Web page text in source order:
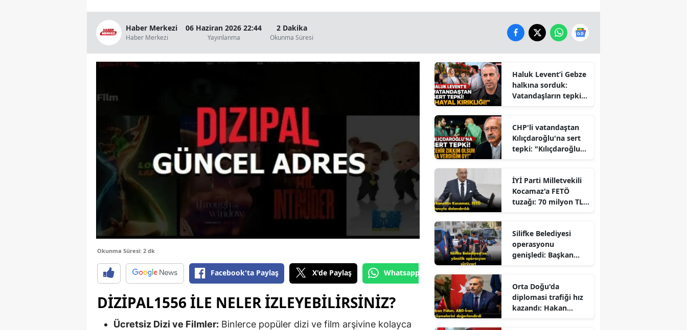
Diyarbakır
Edirne
Erzincan
Eskişehir
Haber Merkezi
Haber Merkezi
06 Haziran 2026 22:44
Yayınlanma
2 Dakika
Okunma Süresi
Okunma Süresi: 2 dk
Facebook'ta Paylaş X'de Paylaş Whatsapp'tan Gönder
DIZIPAL1556 ILE NELER İZLEYEBILIRSINIZ?
Ücretsiz Dizi ve Filmler: Binlerce popüler dizi ve film arşivine kolayca
Haluk Levent’i Gebze
halkına sorduk:
Vatandaşların tepkisi
CHP'li vatandaştan
Kılıçdaroğlu'na sert
tepki: "Kılıçdaroğlu
Büyüyor
İYİ Parti Milletvekili
Kocamaz'a FETÖ
tuzağı: 70 milyon TL
Silifke Belediyesi
operasyonu
genişledi: Başkan
Orta Doğu'da
diplomasi trafiği hız
kazandı: Hakan